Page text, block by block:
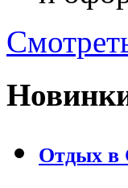
Отдых в